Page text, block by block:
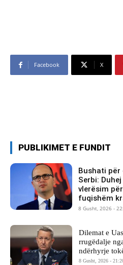
Facebook X
PUBLIKIMET E FUNDIT
Bushati për
Serbi:
vlerësim
fuqishëm
8 Gusht, 2026 -
Dilemat e
rrugëdalje
ndërhyrje
8 Gusht, 2026 -